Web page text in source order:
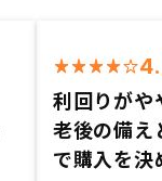
利回りがや
老後の備え
で購入を決